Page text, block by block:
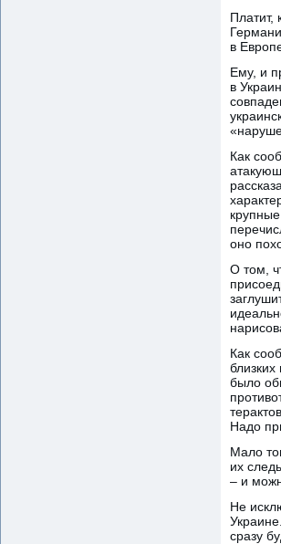
Платит,
в
Ему, и
в
Как
оно
О том,
Как
было
Надо
Мало
их
– и
Не
сразу